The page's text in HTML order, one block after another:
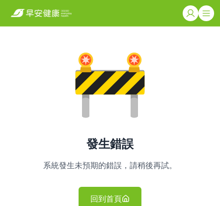
發生錯誤
系統發生未預期的錯誤，請稍後再試。
回到首頁